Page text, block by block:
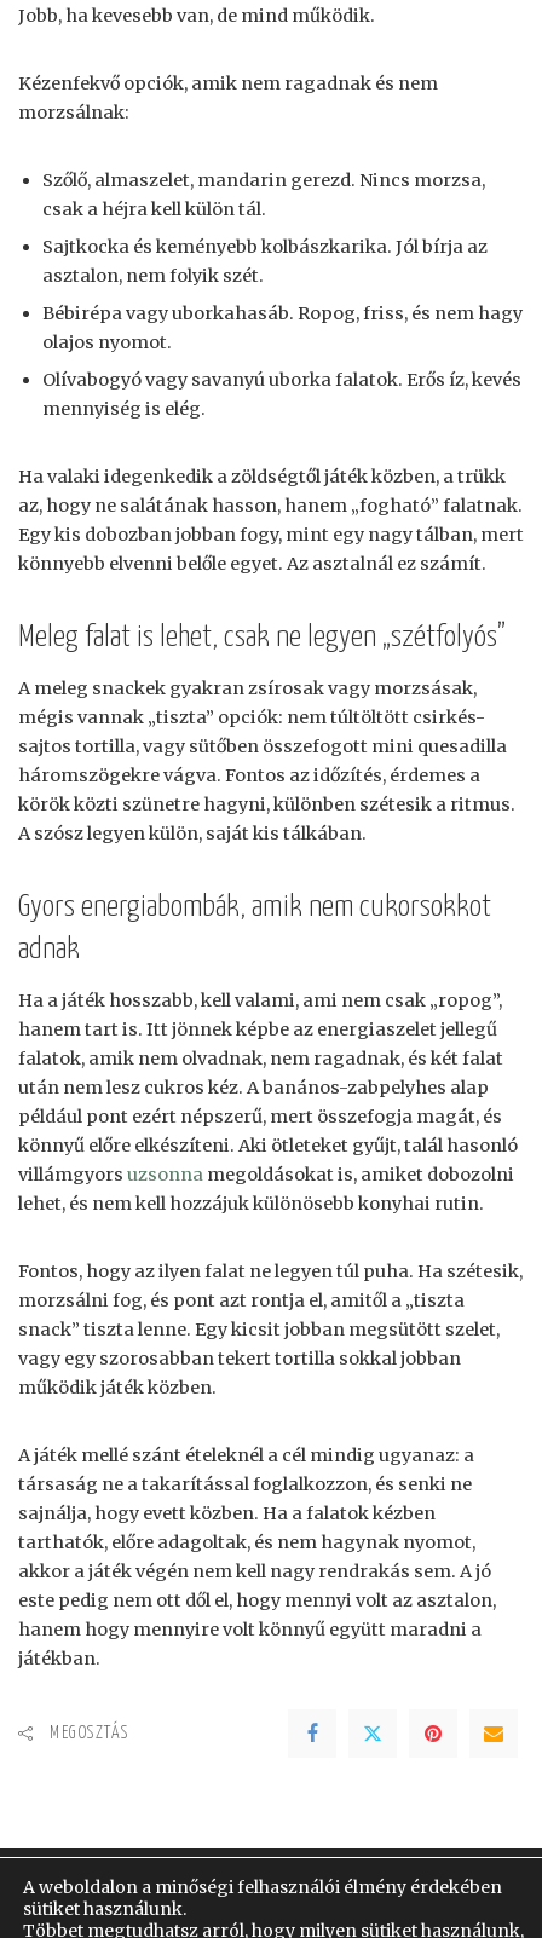
Jobb, ha kevesebb van, de mind működik.
Kézenfekvő opciók, amik nem ragadnak és nem
morzsálnak:
Szőlő, almaszelet, mandarin gerezd. Nincs morzsa,
csak a héjra kell külön tál.
Sajtkocka és keményebb kolbászkarika. Jól bírja az
asztalon, nem folyik szét.
Bébirépa vagy uborkahasáb. Ropog, friss, és nem hagy
olajos nyomot.
Olívabogyó vagy savanyú uborka falatok. Erős íz, kevés
mennyiség is elég.
Ha valaki idegenkedik a zöldségtől játék közben, a trükk
az, hogy ne salátának hasson, hanem „fogható” falatnak.
Egy kis dobozban jobban fogy, mint egy nagy tálban, mert
könnyebb elvenni belőle egyet. Az asztalnál ez számít.
Meleg falat is lehet, csak ne legyen „szétfolyós”
A meleg snackek gyakran zsírosak vagy morzsásak,
mégis vannak „tiszta” opciók: nem túltöltött csirkés-
sajtos tortilla, vagy sütőben összefogott mini quesadilla
háromszögekre vágva. Fontos az időzítés, érdemes a
körök közti szünetre hagyni, különben szétesik a ritmus.
A szósz legyen külön, saját kis tálkában.
Gyors energiabombák, amik nem cukorsokkot
adnak
Ha a játék hosszabb, kell valami, ami nem csak „ropog”,
hanem tart is. Itt jönnek képbe az energiaszelet jellegű
falatok, amik nem olvadnak, nem ragadnak, és két falat
után nem lesz cukros kéz. A banános-zabpelyhes alap
például pont ezért népszerű, mert összefogja magát, és
könnyű előre elkészíteni. Aki ötleteket gyűjt, talál hasonló
villámgyors uzsonna megoldásokat is, amiket dobozolni
lehet, és nem kell hozzájuk különösebb konyhai rutin.
Fontos, hogy az ilyen falat ne legyen túl puha. Ha szétesik,
morzsálni fog, és pont azt rontja el, amitől a „tiszta
snack” tiszta lenne. Egy kicsit jobban megsütött szelet,
vagy egy szorosabban tekert tortilla sokkal jobban
működik játék közben.
A játék mellé szánt ételeknél a cél mindig ugyanaz: a
társaság ne a takarítással foglalkozzon, és senki ne
sajnálja, hogy evett közben. Ha a falatok kézben
tarthatók, előre adagoltak, és nem hagynak nyomot,
akkor a játék végén nem kell nagy rendrakás sem. A jó
este pedig nem ott dől el, hogy mennyi volt az asztalon,
hanem hogy mennyire volt könnyű együtt maradni a
játékban.
MEGOSZTÁS
Impresszum
A weboldalon a minőségi felhasználói élmény érdekében
sütiket használunk.
Többet megtudhatsz arról, hogy milyen sütiket használunk,